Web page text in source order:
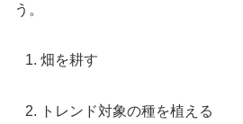
う。
畑を耕す
トレンド対象の種を植える